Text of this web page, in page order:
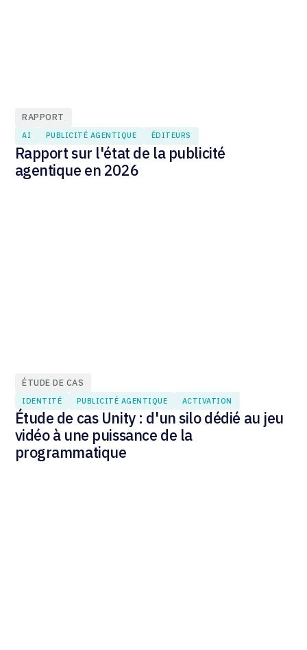
RAPPORT
AI PUBLICITÉ AGENTIQUE ÉDITEURS
Rapport sur l'état de la publicité
agentique en 2026
ÉTUDE DE CAS
IDENTITÉ PUBLICITÉ AGENTIQUE ACTIVATION
Étude de cas Unity : d'un silo dédié au jeu
vidéo à une puissance de la
programmatique